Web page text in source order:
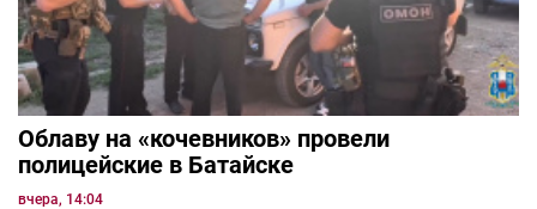
Облаву на «кочевников» провели
полицейские в Батайске
вчера, 14:04